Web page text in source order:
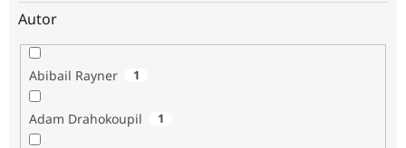
Autor
Abibail Rayner 1
Adam Drahokoupil 1